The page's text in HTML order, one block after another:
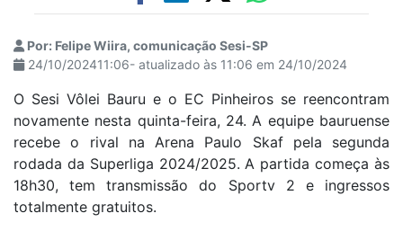
Por: Felipe Wiira, comunicação Sesi-SP
24/10/202411:06- atualizado às 11:06 em 24/10/2024
O Sesi Vôlei Bauru e o EC Pinheiros se reencontram
novamente nesta quinta-feira, 24. A equipe bauruense
recebe o rival na Arena Paulo Skaf pela segunda
rodada da Superliga 2024/2025. A partida começa às
18h30, tem transmissão do Sportv 2 e ingressos
totalmente gratuitos.